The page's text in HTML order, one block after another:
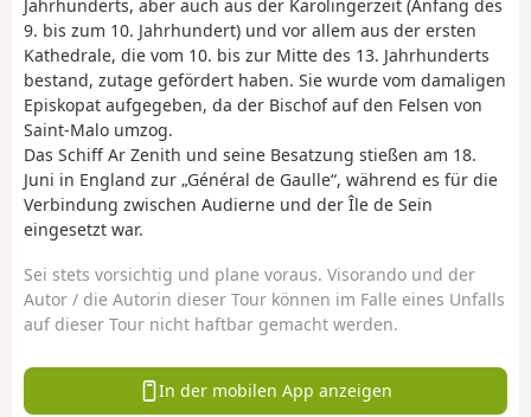
Jahrhunderts, aber auch aus der Karolingerzeit (Anfang des
9. bis zum 10. Jahrhundert) und vor allem aus der ersten
Kathedrale, die vom 10. bis zur Mitte des 13. Jahrhunderts
bestand, zutage gefördert haben. Sie wurde vom damaligen
Episkopat aufgegeben, da der Bischof auf den Felsen von
Saint-Malo umzog.
Das Schiff Ar Zenith und seine Besatzung stießen am 18.
Juni in England zur „Général de Gaulle“, während es für die
Verbindung zwischen Audierne und der Île de Sein
eingesetzt war.
Sei stets vorsichtig und plane voraus. Visorando und der
Autor / die Autorin dieser Tour können im Falle eines Unfalls
auf dieser Tour nicht haftbar gemacht werden.
In der mobilen App anzeigen